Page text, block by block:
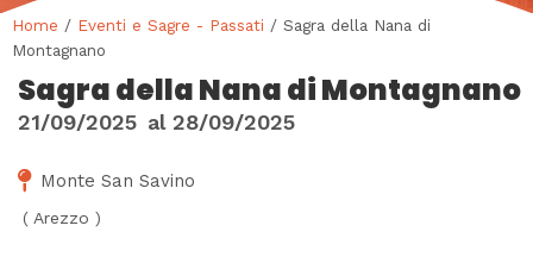
Home / Eventi e Sagre - Passati / Sagra della Nana di
Montagnano
Sagra della Nana di Montagnano
21/09/2025 al 28/09/2025
Monte San Savino
( Arezzo )